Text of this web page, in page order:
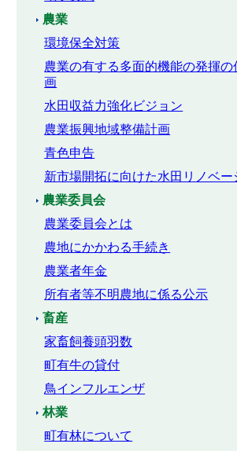
農業
環境保全対策
農業の有する多面的機能の発揮
画
水田収益力強化ビジョン
農業振興地域整備計画
青色申告
新市場開拓に向けた水田リノベー
農業委員会
農業委員会とは
農地にかかわる手続き
農業者年金
所有者等不明農地に係る公示
畜産
家畜飼養頭羽数
町有牛の貸付
鳥インフルエンザ
林業
町有林について